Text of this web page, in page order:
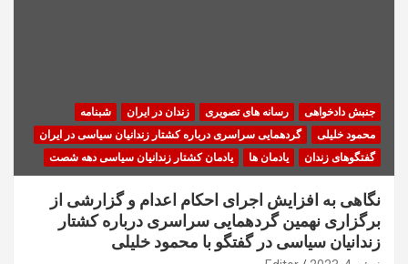
جنبش دادخواهی رسانه های تصویری زندان در ایران
شبنامه
محمود خلیلی
گردهمایی سراسری درباره کشتار زندانیان سیاسی در ایران
گفتگوهای زندان
یادمان ها یادمان کشتار زندانیان سیاسی دهه شصت
نگاهی به افزایش اجرای احکام اعدام و گزارشی از
برگزاری نهمین گردهمایی سراسری درباره کشتار
زندانیان سیاسی در گفتگو با محمود خلیلی